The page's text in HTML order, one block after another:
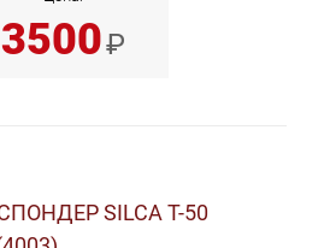
3500₽
SILCA T-50